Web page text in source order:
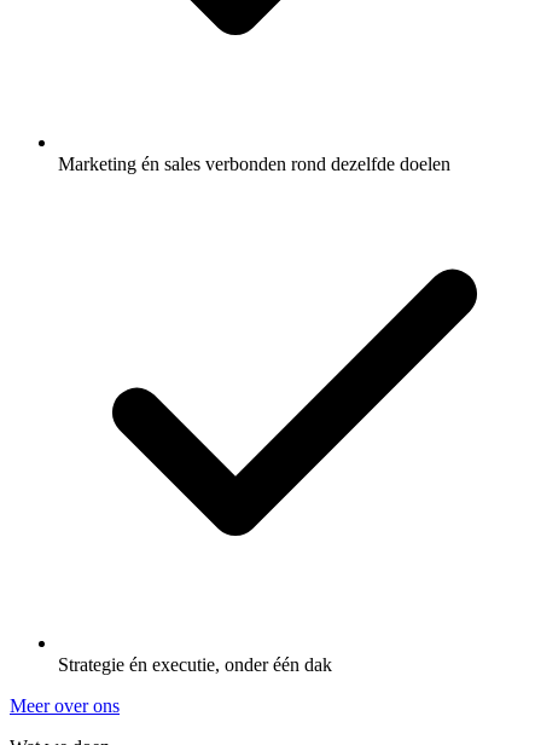
Marketing én sales verbonden rond dezelfde doelen
Strategie én executie, onder één dak
Meer over ons